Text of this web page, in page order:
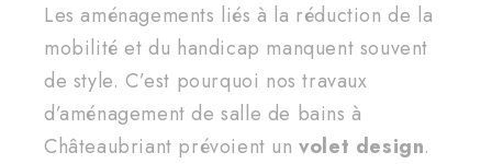
Les aménagements liés à la réduction de la
mobilité et du handicap manquent souvent
de style. C’est pourquoi nos travaux
d’aménagement de salle de bains à
Châteaubriant prévoient unvolet design.